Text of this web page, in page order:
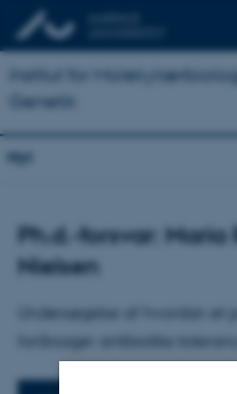
Institut for
Genetik
Nyt
Ph.d.-forsvar:
Nielsen
Undersøgelse af hvordan et
forårsager antibiotika